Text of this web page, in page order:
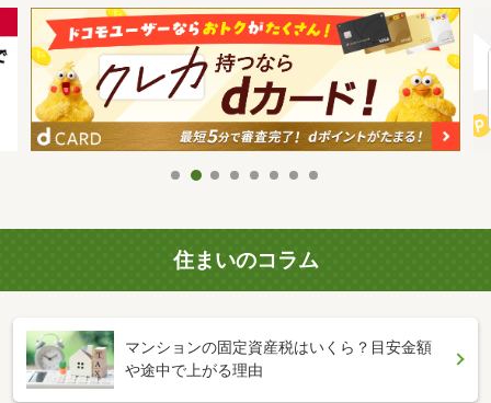
住まいのコラム
マンションの固定資産税はいくら？目安金額
や途中で上がる理由